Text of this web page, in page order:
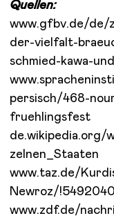
Quellen:
www.gfbv.de/
der-vielfalt-
schmied-kawa-
persisch/468-
fruehlingsfest
de.wikipedia.org/
zelnen_Staaten
www.taz.de/
Newroz/
www.zdf.de/